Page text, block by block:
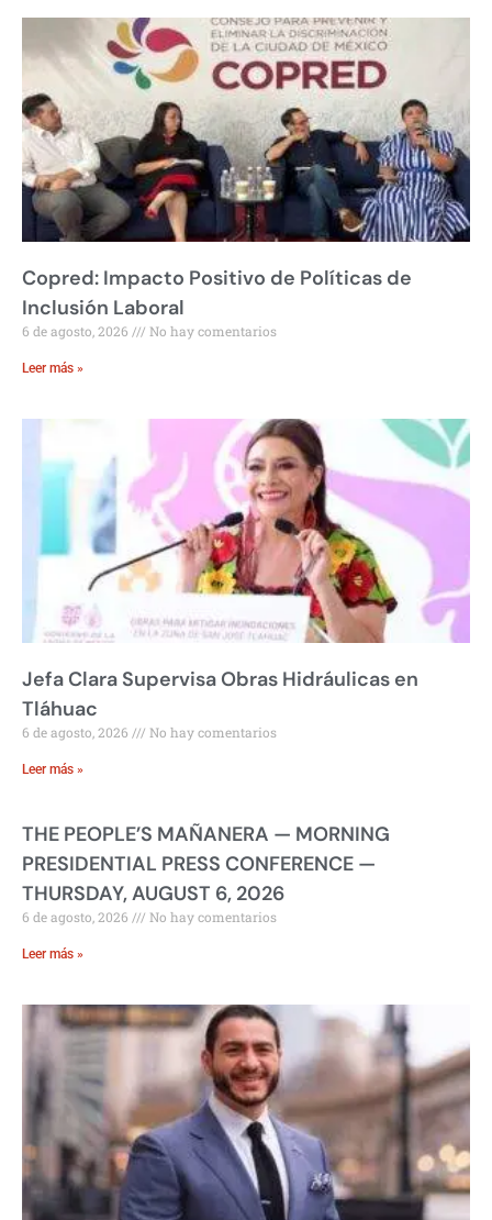
Copred: Impacto Positivo de Políticas de
Inclusión Laboral
6 de agosto, 2026 No hay comentarios
Leer más »
Jefa Clara Supervisa Obras Hidráulicas en
Tláhuac
6 de agosto, 2026 No hay comentarios
Leer más »
THE PEOPLE’S MAÑANERA — MORNING
PRESIDENTIAL PRESS CONFERENCE —
THURSDAY, AUGUST 6, 2026
6 de agosto, 2026 No hay comentarios
Leer más »